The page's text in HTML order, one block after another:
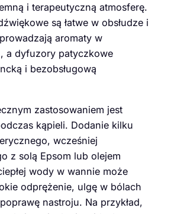
i terapeutyczną atmosferę.
są łatwe w obsłudze i
aromaty w
a dyfuzory patyczkowe
i bezobsługową
zastosowaniem jest
kąpieli. Dodanie kilku
wcześniej
z solą Epsom lub olejem
wody w wannie może
odprężenie, ulgę w bólach
nastroju. Na przykład,